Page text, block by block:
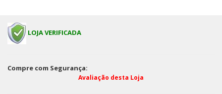
LOJA VERIFICADA
Compre com Segurança:
Avaliação desta Loja